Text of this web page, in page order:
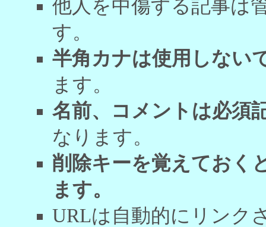
他人を中傷する記事は
す。
半角カナは使用しない
ます。
名前、コメントは必須
なります。
削除キーを覚えておく
ます。
URLは自動的にリンク